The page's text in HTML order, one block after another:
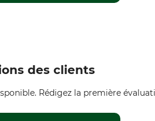
des clients
Rédigez la première